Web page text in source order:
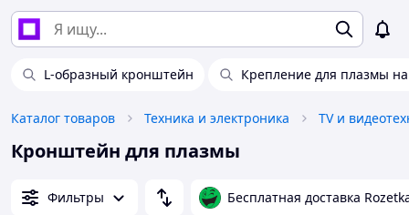
L-образный кронштейн Крепление для плазмы на
Каталог товаров Техника и электроника TV и
Кронштейн для плазмы
Фильтры Бесплатная доставка